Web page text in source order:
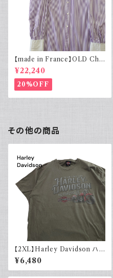
【made in France】OLD Cha
rvet ストライプ 切り替え 紫
¥22,240
20%OFF
その他の商品
【2XL】Harley Davidson ハ
ーレーダビッドソン プリントTシ
ャツ 古着 カーキグリーン
¥6,480